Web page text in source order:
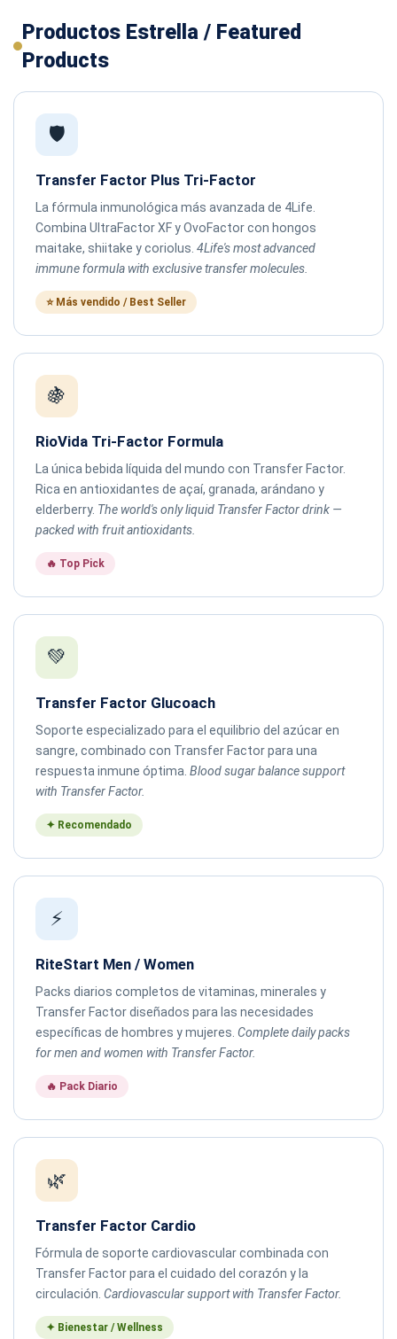
Productos Estrella / Featured
Products
🛡️
Transfer Factor Plus Tri-Factor
La fórmula inmunológica más avanzada de 4Life.
Combina UltraFactor XF y OvoFactor con hongos
maitake, shiitake y coriolus. 4Life's most advanced
immune formula with exclusive transfer molecules.
⭐ Más vendido / Best Seller
🍇
RioVida Tri-Factor Formula
La única bebida líquida del mundo con Transfer Factor.
Rica en antioxidantes de açaí, granada, arándano y
elderberry. The world's only liquid Transfer Factor drink —
packed with fruit antioxidants.
🔥 Top Pick
💚
Transfer Factor Glucoach
Soporte especializado para el equilibrio del azúcar en
sangre, combinado con Transfer Factor para una
respuesta inmune óptima. Blood sugar balance support
with Transfer Factor.
✦ Recomendado
⚡
RiteStart Men / Women
Packs diarios completos de vitaminas, minerales y
Transfer Factor diseñados para las necesidades
específicas de hombres y mujeres. Complete daily packs
for men and women with Transfer Factor.
🔥 Pack Diario
🌿
Transfer Factor Cardio
Fórmula de soporte cardiovascular combinada con
Transfer Factor para el cuidado del corazón y la
circulación. Cardiovascular support with Transfer Factor.
✦ Bienestar / Wellness